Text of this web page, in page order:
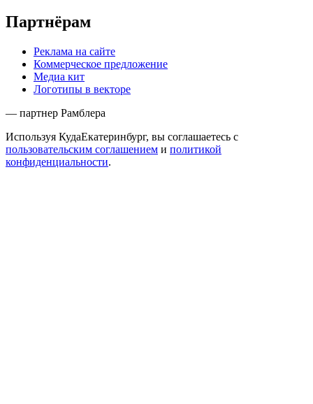
Партнёрам
Реклама на сайте
Коммерческое предложение
Медиа кит
Логотипы в векторе
— партнер Рамблера
Используя КудаЕкатеринбург, вы соглашаетесь с
пользовательским соглашением и политикой
конфиденциальности.